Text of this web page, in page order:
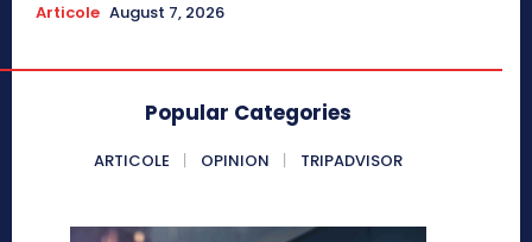
Articole August 7, 2026
Popular Categories
ARTICOLE OPINION TRIPADVISOR